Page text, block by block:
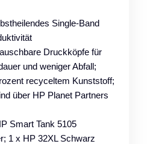
Single-Band
Druckköpfe für
und weniger Abfall;
recyceltem Kunststoff;
über HP Planet Partners
Smart Tank 5105
1 x HP 32XL Schwarz